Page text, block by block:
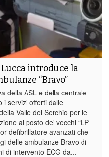
Lucca introduce la
“Bravo”
della ASL e della centrale
i servizi offerti dalle
Valle del Serchio per le
al posto dei vecchi “LP
defibrillatore avanzati che
delle ambulanze Bravo di
di intervento ECG da...